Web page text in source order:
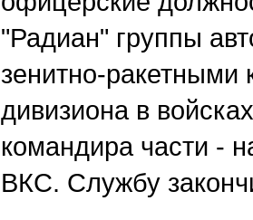
"Радиан" группы
зенитно-ракетными
дивизиона в
командира части -
ВКС. Службу